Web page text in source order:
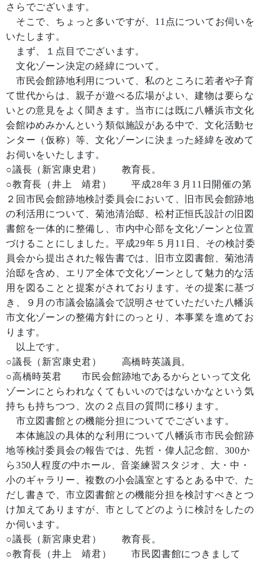
さらでございます。
そこで、ちょっと多いですが、11点についてお伺いを
いたします。
まず、１点目でございます。
文化ゾーン決定の経緯について。
市民会館跡地利用について、私のところに若者や子育
て世代からは、親子が遊べる広場がよい、建物は要らな
いとの意見をよく聞きます。当市には既に八幡浜市文化
会館ゆめみかんという類似施設がある中で、文化活動セ
ンター（仮称）等、文化ゾーンに決まった経緯を改めて
お伺いをいたします。
○議長（新宮康史君） 教育長。
○教育長（井上 靖君） 平成28年３月11日開催の第
２回市民会館跡地検討委員会において、旧市民会館跡地
の利活用について、菊池清治邸、松村正恒氏設計の旧図
書館を一体的に整備し、市内中心部を文化ゾーンと位置
づけることにしました。平成29年５月11日、その検討委
員会から提出された報告書では、旧市立図書館、菊池清
治邸を含め、エリア全体で文化ゾーンとして魅力的な活
用を図ることと提案がされております。その提案に基づ
き、９月の市議会協議会で説明させていただいた八幡浜
市文化ゾーンの整備方針にのっとり、本事業を進めてお
ります。
以上です。
○議長（新宮康史君） 高橋時英議員。
○高橋時英君 市民会館跡地であるからといって文化
ゾーンにとらわれなくてもいいのではないかなという気
持ちも持ちつつ、次の２点目の質問に移ります。
市立図書館との機能分担についてでございます。
本体施設の具体的な利用について八幡浜市市民会館跡
地等検討委員会の報告では、先哲・偉人記念館、300か
ら350人程度の中ホール、音楽練習スタジオ、大・中・
小のギャラリー、複数の小会議室とするとある中で、た
だし書きで、市立図書館との機能分担を検討すべきとつ
け加えてありますが、市としてどのように検討をしたの
か伺います。
○議長（新宮康史君） 教育長。
○教育長（井上 靖君） 市民図書館につきまして